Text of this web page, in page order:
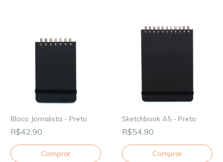
Bloco Jornalista - Preto
R$42,90
Sketchbook A5 - Preto
R$54,90